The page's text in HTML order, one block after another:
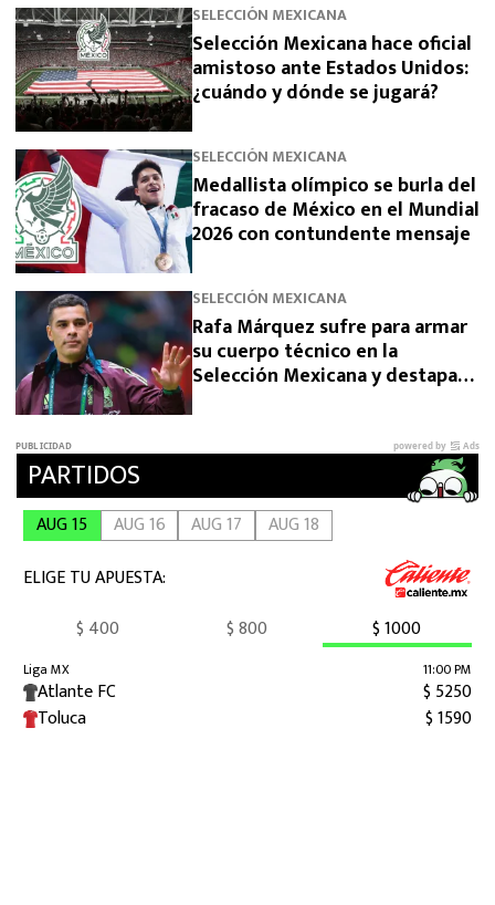
SELECCIÓN MEXICANA
Selección Mexicana hace oficial
amistoso ante Estados Unidos:
¿cuándo y dónde se jugará?
SELECCIÓN MEXICANA
Medallista olímpico se burla del
fracaso de México en el Mundial
2026 con contundente mensaje
SELECCIÓN MEXICANA
Rafa Márquez sufre para armar
su cuerpo técnico en la
Selección Mexicana y destapan